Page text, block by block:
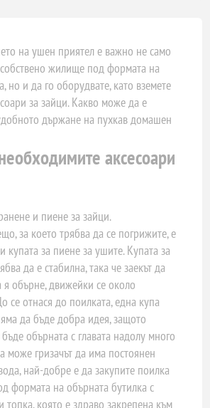
на ушен приятел е важно не само
жилище под формата на
но и да го оборудвате, като вземете
за зайци. Какво може да е
държане на пухкав домашен
аксесоари
и пиене за зайци.
за което трябва да се погрижите, е
купата за пиене за ушите. Купата за
да е стабилна, така че заекът да
обърне, движейки се около
се отнася до поилката, една купа
да бъде добра идея, защото
обърната с главата надолу много
може гризачът да има постоянен
най-добре е да закупите поилка
формата на обърната бутилка с
топка, която е здраво закрепена към